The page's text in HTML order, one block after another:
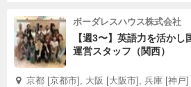
ボーダレスハウス株式会社
【週3〜】英語力を活か
運営スタッフ（関西）
京都 [京都市], 大阪 [大阪市], 兵庫 [神戸]